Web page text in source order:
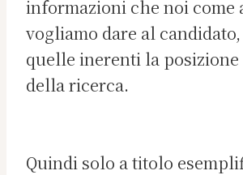
informazioni che noi come
vogliamo dare al
quelle inerenti la posizione
della ricerca.
Quindi solo a titolo